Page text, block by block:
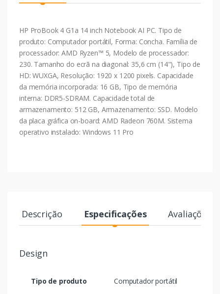
HP ProBook 4 G1a 14 inch Notebook AI PC. Tipo de
produto: Computador portátil, Forma: Concha. Família de
processador: AMD Ryzen™ 5, Modelo de processador:
230. Tamanho do ecrã na diagonal: 35,6 cm (14"), Tipo de
HD: WUXGA, Resolução: 1920 x 1200 pixels. Capacidade
da memória incorporada: 16 GB, Tipo de memória
interna: DDR5-SDRAM. Capacidade total de
armazenamento: 512 GB, Armazenamento: SSD. Modelo
da placa gráfica on-board: AMD Radeon 760M. Sistema
operativo instalado: Windows 11 Pro
Descrição Especificações Avaliações
Design
Tipo de produto
Computador portátil